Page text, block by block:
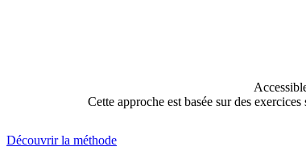
Cette approche est basée sur des
Découvrir la méthode